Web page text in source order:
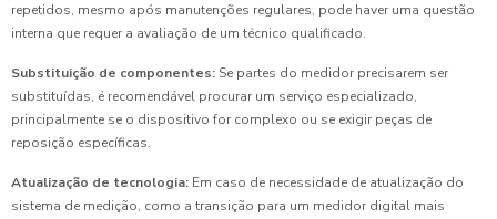
repetidos, mesmo após manutenções regulares, pode haver uma questão
interna que requer a avaliação de um técnico qualificado.
Substituição de componentes: Se partes do medidor precisarem ser
substituídas, é recomendável procurar um serviço especializado,
principalmente se o dispositivo for complexo ou se exigir peças de
reposição específicas.
Atualização de tecnologia: Em caso de necessidade de atualização do
sistema de medição, como a transição para um medidor digital mais